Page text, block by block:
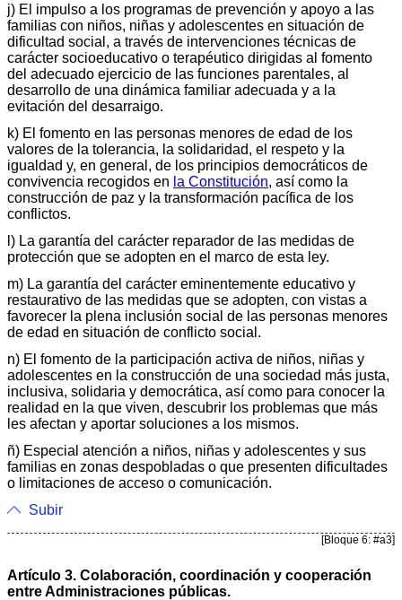
j) El impulso a los programas de prevención y apoyo a las
familias con niños, niñas y adolescentes en situación de
dificultad social, a través de intervenciones técnicas de
carácter socioeducativo o terapéutico dirigidas al fomento
del adecuado ejercicio de las funciones parentales, al
desarrollo de una dinámica familiar adecuada y a la
evitación del desarraigo.
k) El fomento en las personas menores de edad de los
valores de la tolerancia, la solidaridad, el respeto y la
igualdad y, en general, de los principios democráticos de
convivencia recogidos en la Constitución, así como la
construcción de paz y la transformación pacífica de los
conflictos.
l) La garantía del carácter reparador de las medidas de
protección que se adopten en el marco de esta ley.
m) La garantía del carácter eminentemente educativo y
restaurativo de las medidas que se adopten, con vistas a
favorecer la plena inclusión social de las personas menores
de edad en situación de conflicto social.
n) El fomento de la participación activa de niños, niñas y
adolescentes en la construcción de una sociedad más justa,
inclusiva, solidaria y democrática, así como para conocer la
realidad en la que viven, descubrir los problemas que más
les afectan y aportar soluciones a los mismos.
ñ) Especial atención a niños, niñas y adolescentes y sus
familias en zonas despobladas o que presenten dificultades
o limitaciones de acceso o comunicación.
Subir
[Bloque 6: #a3]
Artículo 3. Colaboración, coordinación y cooperación
entre Administraciones públicas.